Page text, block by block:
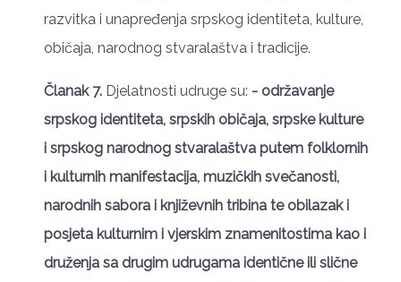
razvitka i unapređenja srpskog identiteta, kulture,
običaja, narodnog stvaralaštva i tradicije.
Članak 7. Djelatnosti udruge su: - održavanje
srpskog identiteta, srpskih običaja, srpske kulture
i srpskog narodnog stvaralaštva putem folklornih
i kulturnih manifestacija, muzičkih svečanosti,
narodnih sabora i književnih tribina te obilazak i
posjeta kulturnim i vjerskim znamenitostima kao i
druženja sa drugim udrugama identične ili slične